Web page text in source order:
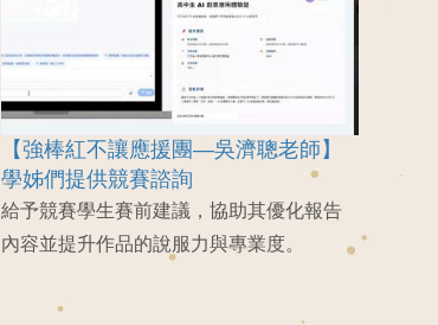
【強棒紅不讓應援團—吳濟聰老師】
學姊們提供競賽諮詢
給予競賽學生賽前建議，協助其優化報告
內容並提升作品的說服力與專業度。